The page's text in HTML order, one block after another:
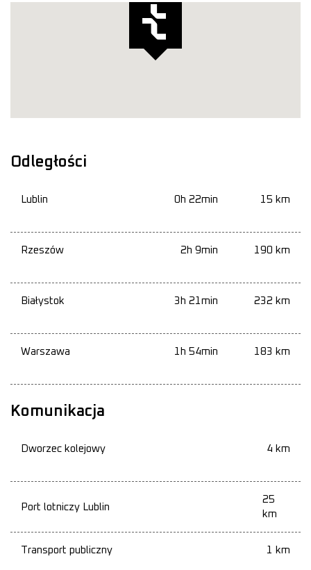
Odległości
Lublin 0h 22min 15 km
Rzeszów 2h 9min 190 km
Białystok 3h 21min 232 km
Warszawa 1h 54min 183 km
Komunikacja
Dworzec kolejowy 4 km
Port lotniczy Lublin
25
km
Transport publiczny 1 km